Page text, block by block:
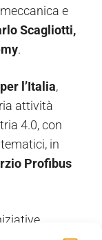
e
Scagliotti,
.
l’Italia,
attività
4.0, con
in
Profibus